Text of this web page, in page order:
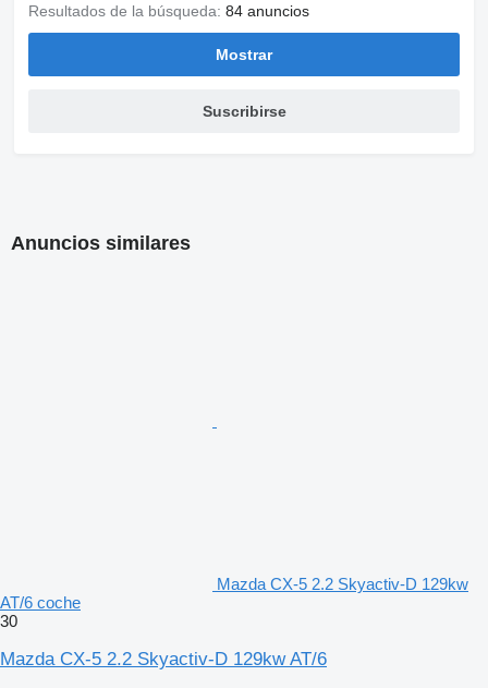
Výškovo nastaviteľné bezp. pásy vpredu
Nikdy nebúrané
Možný úver
Resultados de la búsqueda: 84 anuncios
Mostrar
Suscribirse
Anuncios similares
Mazda CX-5 2.2 Skyactiv-D 129kw
AT/6 coche
30
Mazda CX-5 2.2 Skyactiv-D 129kw AT/6